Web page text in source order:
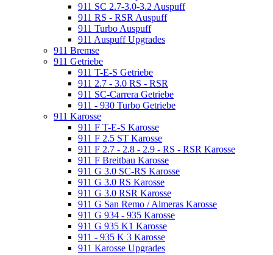
911 SC 2.7-3.0-3.2 Auspuff
911 RS - RSR Auspuff
911 Turbo Auspuff
911 Auspuff Upgrades
911 Bremse
911 Getriebe
911 T-E-S Getriebe
911 2.7 - 3.0 RS - RSR
911 SC-Carrera Getriebe
911 - 930 Turbo Getriebe
911 Karosse
911 F T-E-S Karosse
911 F 2.5 ST Karosse
911 F 2.7 - 2.8 - 2.9 - RS - RSR Karosse
911 F Breitbau Karosse
911 G 3.0 SC-RS Karosse
911 G 3.0 RS Karosse
911 G 3.0 RSR Karosse
911 G San Remo / Almeras Karosse
911 G 934 - 935 Karosse
911 G 935 K1 Karosse
911 - 935 K 3 Karosse
911 Karosse Upgrades